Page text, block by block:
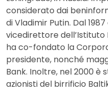
considerato dai
di Vladimir Putin. Dal
vicedirettore dell’Istituto
ha co-fondato la
presidente, nonché
Bank. Inoltre, nel 2000 è
azionisti del birrificio